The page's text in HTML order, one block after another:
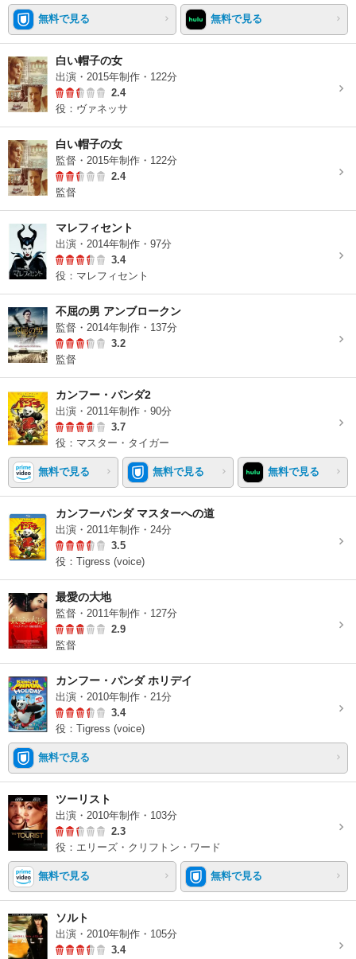
無料で見る 無料で見る
白い帽子の女
出演・2015年制作・122分
2.4
役：ヴァネッサ
白い帽子の女
監督・2015年制作・122分
2.4
監督
マレフィセント
出演・2014年制作・97分
3.4
役：マレフィセント
不屈の男 アンブロークン
監督・2014年制作・137分
3.2
監督
カンフー・パンダ2
出演・2011年制作・90分
3.7
役：マスター・タイガー
無料で見る 無料で見る 無料で見る
カンフーパンダ マスターへの道
出演・2011年制作・24分
3.5
役：Tigress (voice)
最愛の大地
監督・2011年制作・127分
2.9
監督
カンフー・パンダ ホリデイ
出演・2010年制作・21分
3.4
役：Tigress (voice)
無料で見る
ツーリスト
出演・2010年制作・103分
2.3
役：エリーズ・クリフトン・ワード
無料で見る 無料で見る
ソルト
出演・2010年制作・105分
3.4